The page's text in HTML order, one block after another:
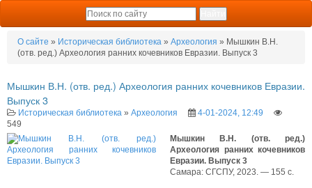
О сайте » Историческая библиотека » Археология » Мышкин В.Н.
(отв. ред.) Археология ранних кочевников Евразии. Выпуск 3
Мышкин В.Н. (отв. ред.) Археология ранних кочевников Евразии.
Выпуск 3
Историческая библиотека » Археология
4-01-2024, 12:49
549
Мышкин В.Н. (отв. ред.)
Археология ранних кочевников
Евразии. Выпуск 3
Самара: СГСПУ, 2023. — 155 с.